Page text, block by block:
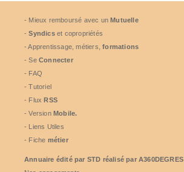
- Mieux remboursé avec unMutuelle
-Syndicset copropriétés
- Apprentissage, métiers,formations
- Se Connecter
- FAQ
- Tutoriel
- FluxRSS
- Version Mobile.
- Liens Utiles
- Fiche métier
Annuaire édité par STD réalisé par A360DEGRES